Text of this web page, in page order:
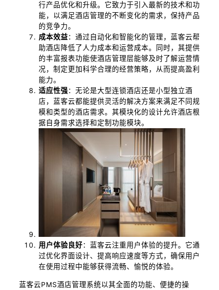
行产品优化和升级。它致力于引入最新的技术和功
能，以满足酒店管理的不断变化的需求，保持产品
的竞争力。
成本效益：通过自动化和智能化的管理，蓝客云帮
助酒店降低了人力成本和运营成本。同时，其提供
的丰富报表功能使酒店管理层能够及时了解运营情
况，制定更加科学合理的经营策略，从而提高盈利
能力。
适应性强：无论是大型连锁酒店还是小型独立酒
店，蓝客云都能提供灵活的解决方案来满足不同规
模和类型的酒店需求。其模块化的设计允许酒店根
据自身需求选择和定制功能模块。
用户体验良好：蓝客云注重用户体验的提升。它通
过优化界面设计、提高响应速度等方式，确保用户
在使用过程中能够获得流畅、愉悦的体验。
蓝客云PMS酒店管理系统以其全面的功能、便捷的操